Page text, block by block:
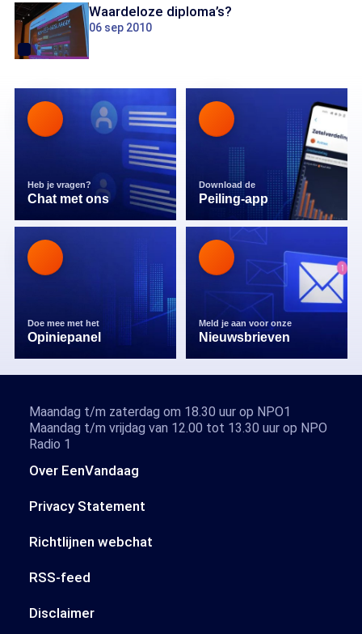
Waardeloze diploma’s?
06 sep 2010
Heb je vragen?
Chat met ons
Download de
Peiling-app
Doe mee met het
Opiniepanel
Meld je aan voor onze
Nieuwsbrieven
Over EenVandaag
Privacy Statement
Richtlijnen webchat
RSS-feed
Disclaimer
Maandag t/m zaterdag om 18.30 uur op NPO1
Maandag t/m vrijdag van 12.00 tot 13.30 uur op NPO
Radio 1